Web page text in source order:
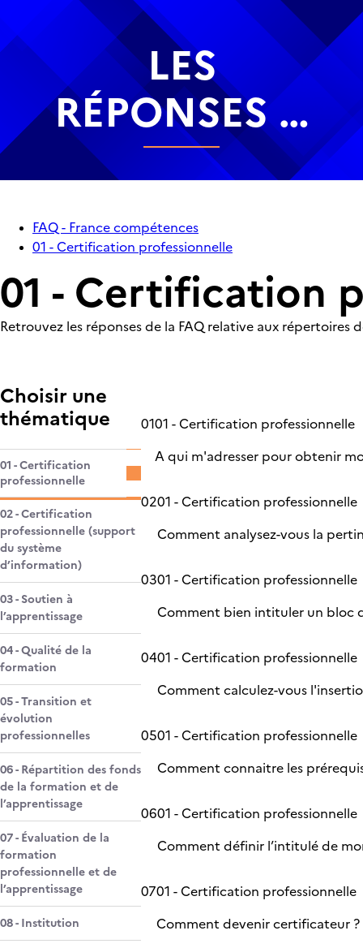
LES
RÉPONSES À
VOS
QUESTIONS
FAQ - France compétences
01 - Certification professionnelle
01 - Certification
Retrouvez les réponses de la FAQ relative aux répertoires
Choisir une
thématique
01 - Certification
professionnelle
02 - Certification
professionnelle (support
du système
d’information)
03 - Soutien à
l’apprentissage
04 - Qualité de la
formation
05 - Transition et
évolution
professionnelles
06 - Répartition des fonds
de la formation et de
l’apprentissage
07 - Évaluation de la
formation
professionnelle et de
l’apprentissage
08 - Institution
0101 - Certification professionnelle
A qui m'adresser pour obtenir
0201 - Certification professionnelle
Comment analysez-vous la
0301 - Certification professionnelle
Comment bien intituler un bloc
0401 - Certification professionnelle
Comment calculez-vous
0501 - Certification professionnelle
Comment connaitre les
0601 - Certification professionnelle
Comment définir l’intitulé de
0701 - Certification professionnelle
Comment devenir certificateur ?